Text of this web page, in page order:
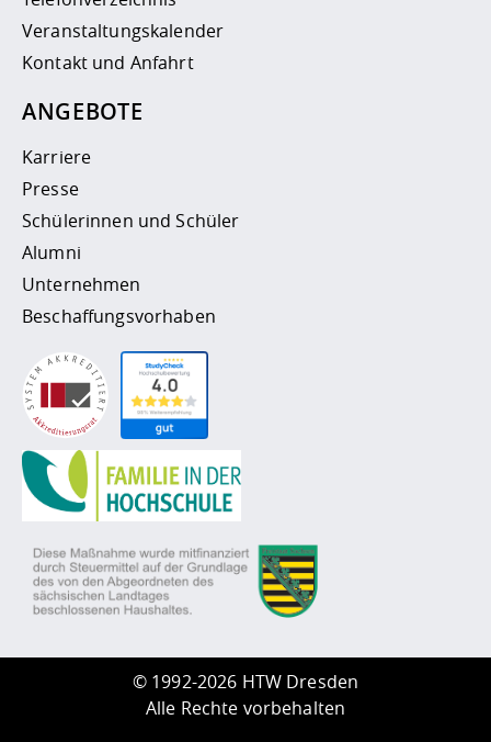
Veranstaltungskalender
Kontakt und Anfahrt
ANGEBOTE
Karriere
Presse
Schülerinnen und Schüler
Alumni
Unternehmen
Beschaffungsvorhaben
© 1992-2026 HTW Dresden
Alle Rechte vorbehalten